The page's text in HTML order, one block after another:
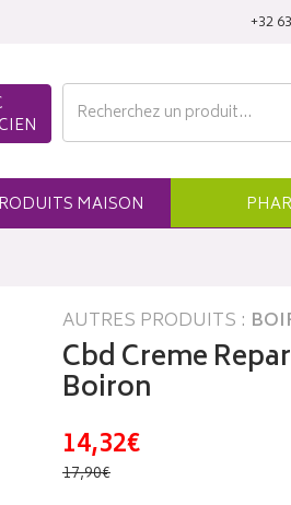
‭+32
MAISON
AUTRES PRODUITS :
Cbd Creme
Boiron
14,32€
17,90€